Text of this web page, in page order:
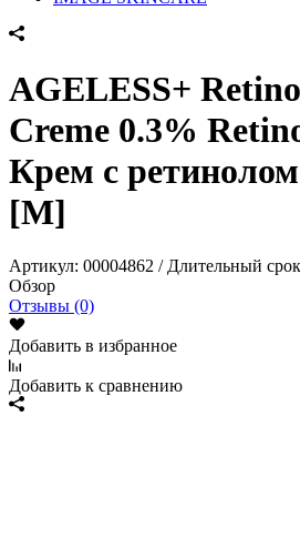
AGELESS+
Creme 0.3%
Крем с
[M]
Артикул: 00004862 / Длительный срок
Обзор
Отзывы (0)
Добавить в избранное
Добавить к сравнению